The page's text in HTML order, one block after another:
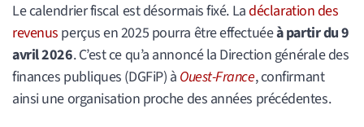
Le calendrier fiscal est désormais fixé. Ladéclaration des
revenus perçus en 2025 pourra être effectuéeà partir du 9
avril 2026. C’est ce qu’a annoncé la Direction générale des
finances publiques (DGFiP) à Ouest-France, confirmant
ainsi une organisation proche des années précédentes.